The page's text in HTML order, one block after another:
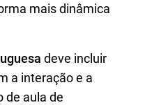
mais dinâmica
deve incluir
a interação e a
de aula de